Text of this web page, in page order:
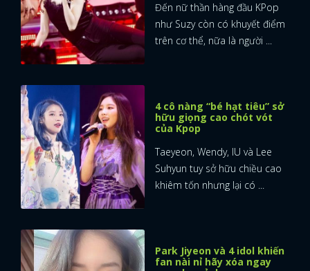
Đến nữ thần hàng đầu KPop
như Suzy còn có khuyết điểm
trên cơ thể, nữa là người ...
4 cô nàng “bé hạt tiêu” sở
hữu giọng cao chót vót
của Kpop
Taeyeon, Wendy, IU và Lee
Suhyun tuy sở hữu chiều cao
khiêm tốn nhưng lại có ...
Park Jiyeon và 4 idol khiến
fan nài nỉ hãy xóa ngay